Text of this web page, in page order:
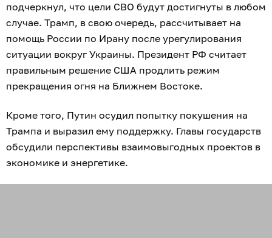
подчеркнул, что цели СВО будут достигнуты в любом
случае. Трамп, в свою очередь, рассчитывает на
помощь России по Ирану после урегулирования
ситуации вокруг Украины. Президент РФ считает
правильным решение США продлить режим
прекращения огня на Ближнем Востоке.
Кроме того, Путин осудил попытку покушения на
Трампа и выразил ему поддержку. Главы государств
обсудили перспективы взаимовыгодных проектов в
экономике и энергетике.